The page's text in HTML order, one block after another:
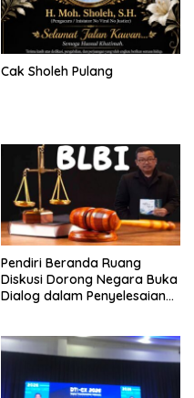
Cak Sholeh Pulang
Pendiri Beranda Ruang
Diskusi Dorong Negara Buka
Dialog dalam Penyelesaian